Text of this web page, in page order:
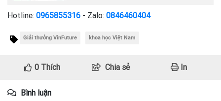
Hotline: 0965855316 - Zalo: 0846460404
Giải thưởng VinFuture khoa học Việt Nam
0Thích Chia sẻ In
Bình luận